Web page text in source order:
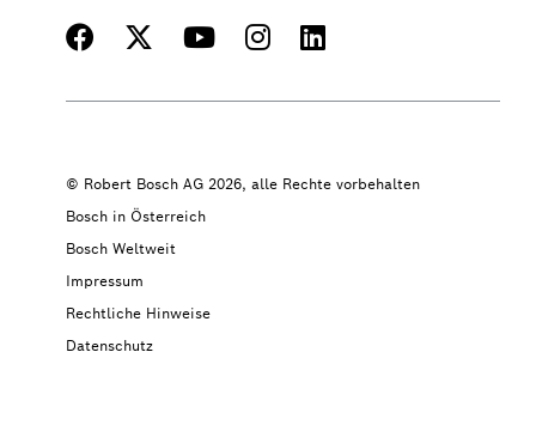
© Robert Bosch AG 2026, alle Rechte vorbehalten
Bosch in Österreich
Bosch Weltweit
Impressum
Rechtliche Hinweise
Datenschutz